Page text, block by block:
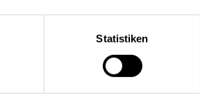
Statistiken